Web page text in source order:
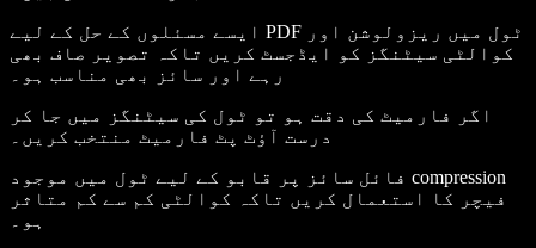
ایسے مسئلوں کے حل کے لیے PDF ٹول میں ریزولوشن اور
کوالٹی سیٹنگز کو ایڈجسٹ کریں تاکہ تصویر صاف بھی
رہے اور سائز بھی مناسب ہو۔
اگر فارمیٹ کی دقت ہو تو ٹول کی سیٹنگز میں جا کر
درست آؤٹ پٹ فارمیٹ منتخب کریں۔
فائل سائز پر قابو کے لیے ٹول میں موجود compression
فیچر کا استعمال کریں تاکہ کوالٹی کم سے کم متاثر
ہو۔